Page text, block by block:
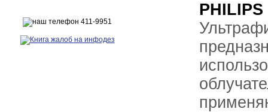
PHILIPS